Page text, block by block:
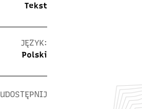
Tekst
JĘZYK:
Polski
UDOSTĘPNIJ